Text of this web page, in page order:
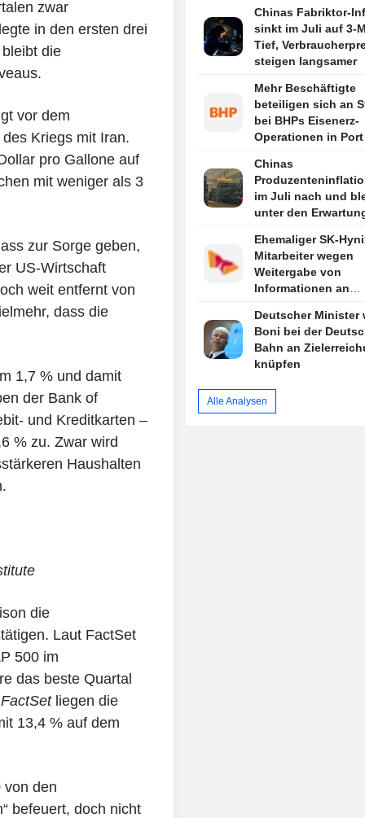
zwar
in den ersten drei
die
vor dem
Kriegs mit Iran.
pro Gallone auf
mit weniger als 3
zur Sorge geben,
US-Wirtschaft
weit entfernt von
dass die
1,7 % und damit
der Bank of
und Kreditkarten –
% zu. Zwar wird
Haushalten
die
Laut FactSet
500 im
das beste Quartal
FactSetliegen die
13,4 % auf dem
von den
befeuert, doch nicht
Chinas Fabriktor-
sinkt im Juli auf 3-
Tief,
steigen langsamer
Mehr Beschäftigte
beteiligen sich an
bei BHPs Eisenerz-
Operationen in Port
Chinas
im Juli nach und
unter den
Ehemaliger SK-
Mitarbeiter wegen
Weitergabe von
Informationen an
zu Haftstrafe
berichtet Yonhap
Deutscher Minister
Boni bei der
Bahn an
knüpfen
Alle Analysen